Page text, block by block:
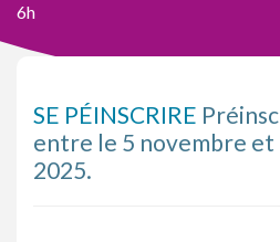
6h
SE PÉINSCRIRE
entre le 5 novembre et
2025.